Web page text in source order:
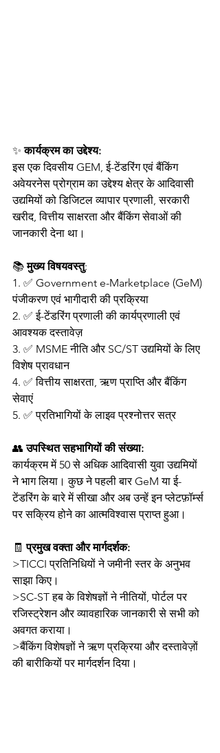
✨ कार्यक्रम का उद्देश्य:
इस एक दिवसीय GEM, ई-टेंडरिंग एवं बैंकिंग
अवेयरनेस प्रोग्राम का उद्देश्य क्षेत्र के आदिवासी
उद्यमियों को डिजिटल व्यापार प्रणाली, सरकारी
खरीद, वित्तीय साक्षरता और बैंकिंग सेवाओं की
जानकारी देना था।
📚 मुख्य विषयवस्तु:
1. ✅ Government e-Marketplace (GeM)
पंजीकरण एवं भागीदारी की प्रक्रिया
2. ✅ ई-टेंडरिंग प्रणाली की कार्यप्रणाली एवं
आवश्यक दस्तावेज़
3. ✅ MSME नीति और SC/ST उद्यमियों के लिए
विशेष प्रावधान
4. ✅ वित्तीय साक्षरता, ऋण प्राप्ति और बैंकिंग
सेवाएं
5. ✅ प्रतिभागियों के लाइव प्रश्नोत्तर सत्र
👥 उपस्थित सहभागियों की संख्या:
कार्यक्रम में 50 से अधिक आदिवासी युवा उद्यमियों
ने भाग लिया। कुछ ने पहली बार GeM या ई-
टेंडरिंग के बारे में सीखा और अब उन्हें इन प्लेटफ़ॉर्म्स
पर सक्रिय होने का आत्मविश्वास प्राप्त हुआ।
🧾 प्रमुख वक्ता और मार्गदर्शक:
>TICCI प्रतिनिधियों ने जमीनी स्तर के अनुभव
साझा किए।
>SC-ST हब के विशेषज्ञों ने नीतियों, पोर्टल पर
रजिस्ट्रेशन और व्यावहारिक जानकारी से सभी को
अवगत कराया।
>बैंकिंग विशेषज्ञों ने ऋण प्रक्रिया और दस्तावेज़ों
की बारीकियों पर मार्गदर्शन दिया।